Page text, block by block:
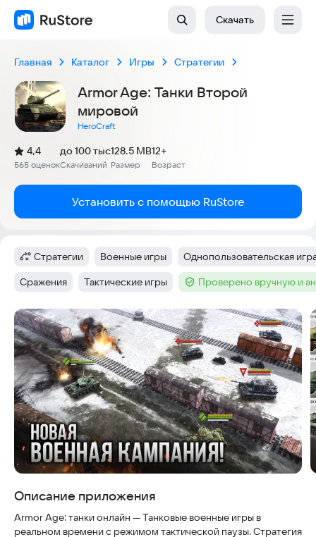
Скачать
Главная Каталог Игры Стратегии
Armor Age: Танки Второй
мировой
HeroCraft
Рейтинг:
4,4
(
565 оценок
)
Скачиваний
до 100 тыс
Размер
128.5 MB
Возраст
12+
Установить с помощью RuStore
Категория:
Стратегии Тег:
Военные игры Тег:
Однопользовательская
Тег:
Сражения Тег:
Тактические игры Тег :Проверено вручную и
Скриншоты
Описание приложения
Armor Age: танки онлайн — Танковые военные игры в
реальном времени с режимом тактической паузы. Стратегия